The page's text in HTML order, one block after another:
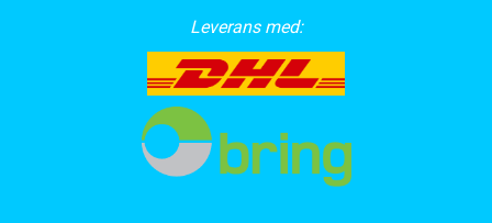
Leverans med: